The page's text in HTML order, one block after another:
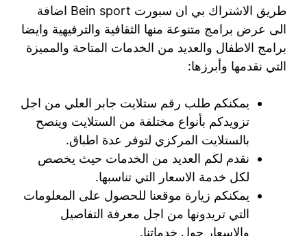
طريق الاشتراك بي ان سبورت Bein sport اضافة
الى عرض برامج متنوعة منها الثقافية والترفيهية وايضا
برامج الاطفال والعديد من الخدمات المتاحة والمميزة
التي نقدمها وأبرزها:
يمكنكم طلب رقم ستلايت جابر العلي من اجل
تزويدكم بأنواع مختلفة من الستلايت وينصح
بالستلايت المركزي لتوفر عدة اطباق.
نقدم لكم العديد من الخدمات حيث يخصص
لكل خدمة الاسعار التي تناسبها.
يمكنكم زيارة موقعنا للحصول على المعلومات
التي تريدونها من اجل معرفة التفاصيل
والاسعار حول خدماتنا.